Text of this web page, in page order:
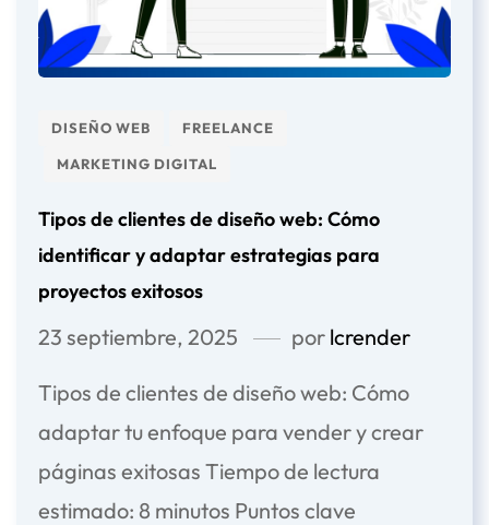
DISEÑO WEB FREELANCE
MARKETING DIGITAL
Tipos de clientes de diseño web: Cómo
identificar y adaptar estrategias para
proyectos exitosos
23 septiembre, 2025 por lcrender
Tipos de clientes de diseño web: Cómo
adaptar tu enfoque para vender y crear
páginas exitosas Tiempo de lectura
estimado: 8 minutos Puntos clave